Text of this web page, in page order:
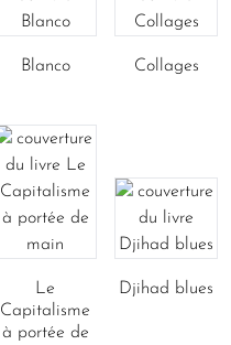
Blanco Collages
Le
Capitalisme
à portée de
Djihad blues